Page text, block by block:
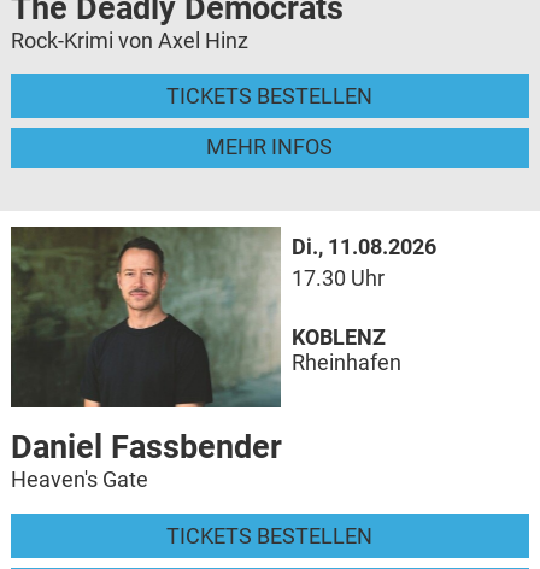
The Deadly Democrats
Rock-Krimi von Axel Hinz
TICKETS BESTELLEN
MEHR INFOS
Di., 11.08.2026
17.30 Uhr
Daniel Fassbender
Heaven's Gate
TICKETS BESTELLEN
KOBLENZ
Rheinhafen